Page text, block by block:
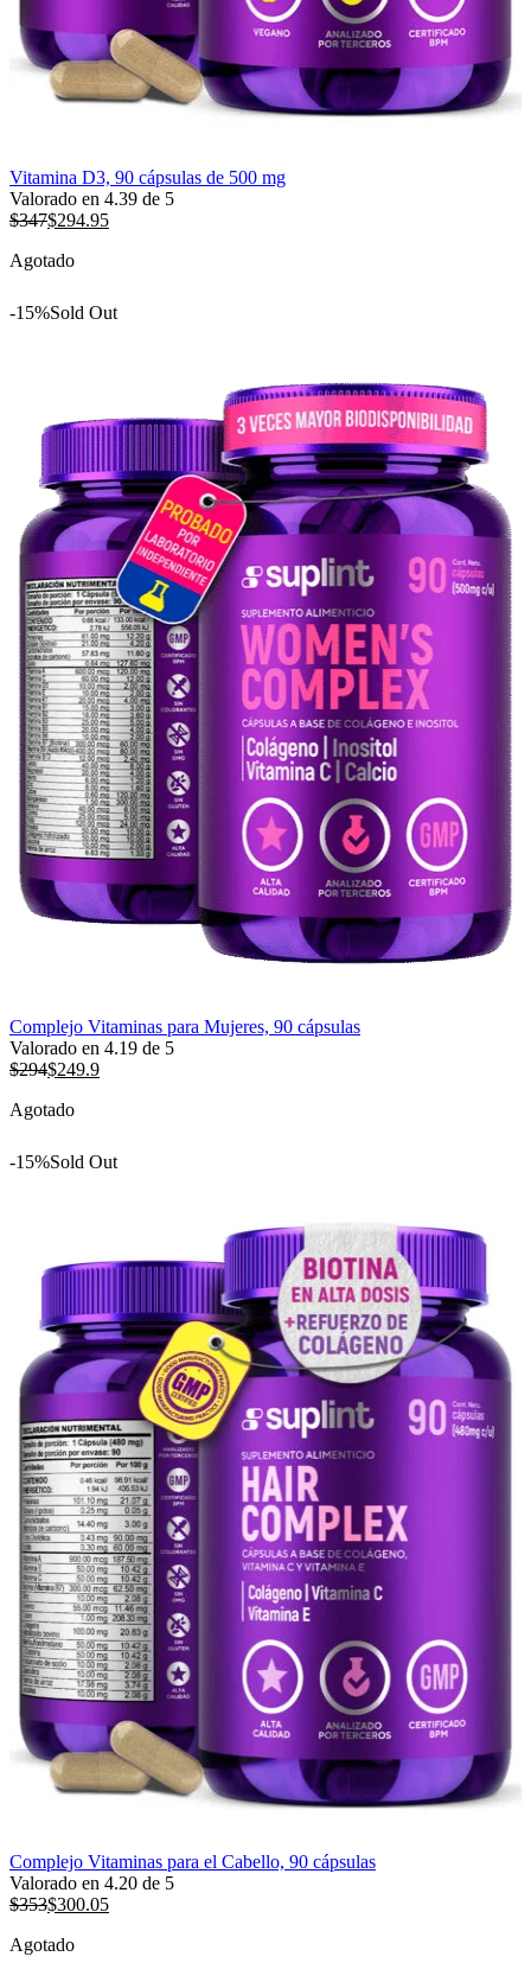
Vitamina D3, 90 cápsulas de 500 mg
Valorado en 4.39 de 5
$347$294.95
Agotado
-15%Sold Out
Complejo Vitaminas para Mujeres, 90 cápsulas
Valorado en 4.19 de 5
$294$249.9
Agotado
-15%Sold Out
Complejo Vitaminas para el Cabello, 90 cápsulas
Valorado en 4.20 de 5
$353$300.05
Agotado